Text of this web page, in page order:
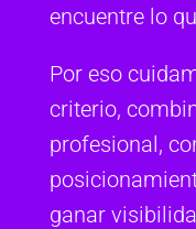
encuentre lo
Por eso
criterio,
profesional,
ganar